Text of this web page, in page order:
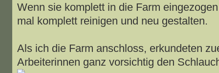
Wenn sie komplett in die Farm
mal komplett reinigen und neu gestalten.
Als ich die Farm anschloss, erkundeten
Arbeiterinnen ganz vorsichtig den